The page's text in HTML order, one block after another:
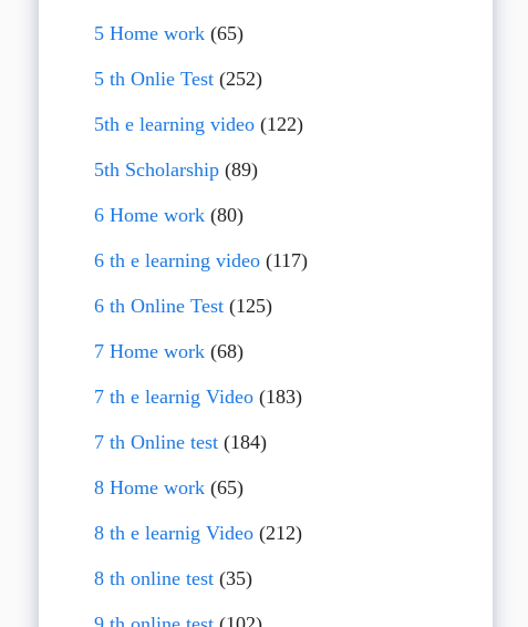
5 Home work(65)
5 th Onlie Test(252)
5th e learning video(122)
5th Scholarship(89)
6 Home work(80)
6 th e learning video(117)
6 th Online Test(125)
7 Home work(68)
7 th e learnig Video(183)
7 th Online test(184)
8 Home work(65)
8 th e learnig Video(212)
8 th online test(35)